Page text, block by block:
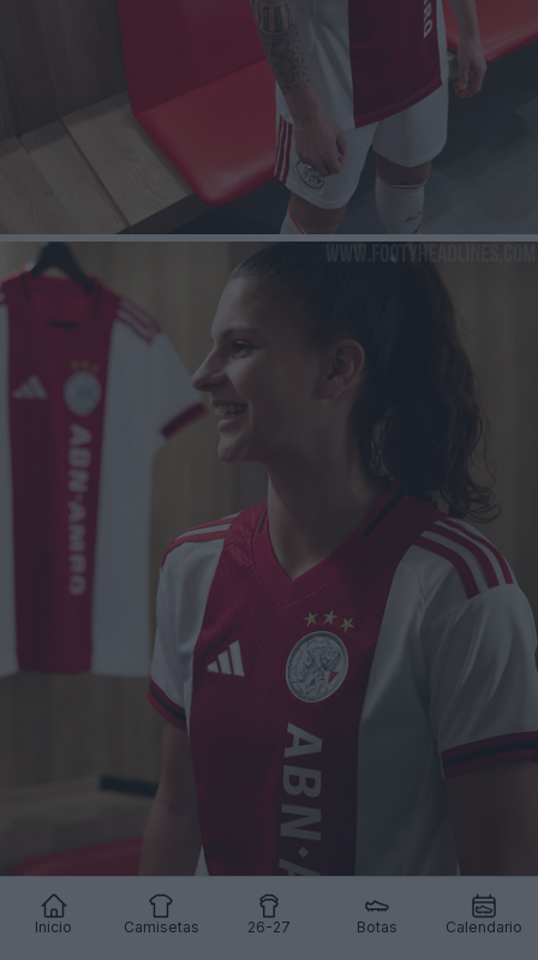
Inicio Camisetas 26-27 Botas Calendario